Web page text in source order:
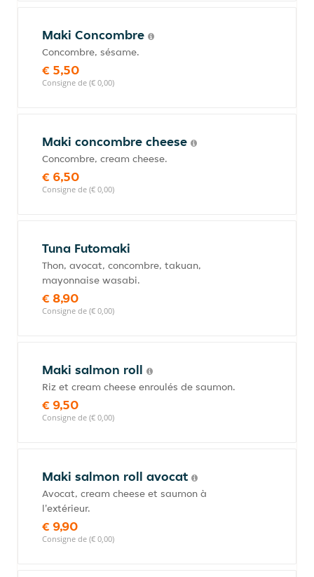
Maki Concombre
Concombre, sésame.
€ 5,50
Consigne de (€ 0,00)
Maki concombre cheese
Concombre, cream cheese.
€ 6,50
Consigne de (€ 0,00)
Tuna Futomaki
Thon, avocat, concombre, takuan,
mayonnaise wasabi.
€ 8,90
Consigne de (€ 0,00)
Maki salmon roll
Riz et cream cheese enroulés de saumon.
€ 9,50
Consigne de (€ 0,00)
Maki salmon roll avocat
Avocat, cream cheese et saumon à
l'extérieur.
€ 9,90
Consigne de (€ 0,00)